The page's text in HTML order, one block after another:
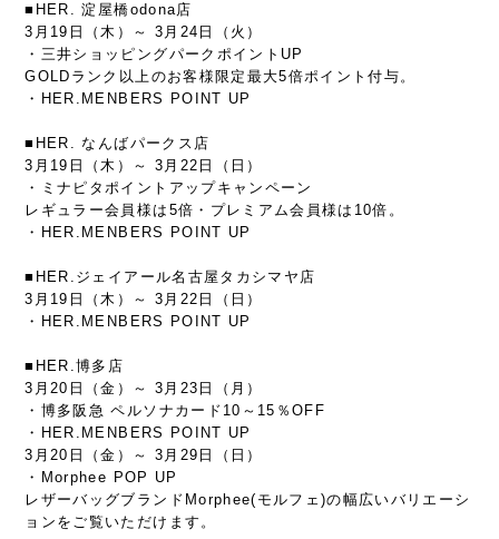
■HER. 淀屋橋odona店
3月19日（木）～ 3月24日（火）
・三井ショッピングパークポイントUP
GOLDランク以上のお客様限定最大5倍ポイント付与。
・HER.MENBERS POINT UP
■HER. なんばパークス店
3月19日（木）～ 3月22日（日）
・ミナピタポイントアップキャンペーン
レギュラー会員様は5倍・プレミアム会員様は10倍。
・HER.MENBERS POINT UP
■HER.ジェイアール名古屋タカシマヤ店
3月19日（木）～ 3月22日（日）
・HER.MENBERS POINT UP
■HER.博多店
3月20日（金）～ 3月23日（月）
・博多阪急 ペルソナカード10～15％OFF
・HER.MENBERS POINT UP
3月20日（金）～ 3月29日（日）
・Morphee POP UP
レザーバッグブランドMorphee(モルフェ)の幅広いバリエーシ
ョンをご覧いただけます。